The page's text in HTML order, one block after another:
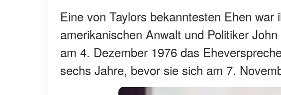
Eine von Taylors bekanntesten Ehen
amerikanischen Anwalt und Politiker
am 4. Dezember 1976 das
sechs Jahre, bevor sie sich am 7.